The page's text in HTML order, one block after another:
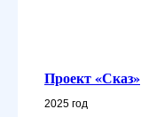
Проект «Сказ»
2025 год